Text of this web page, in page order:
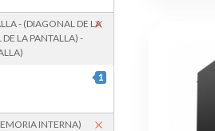
- (DIAGONAL DE LA
LA PANTALLA) -
1
INTERNA)